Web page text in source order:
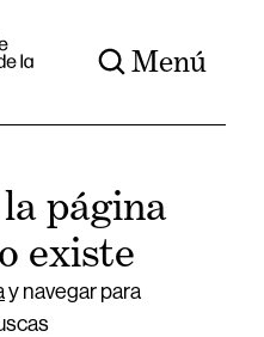
Menú
página
existe
y navegar para